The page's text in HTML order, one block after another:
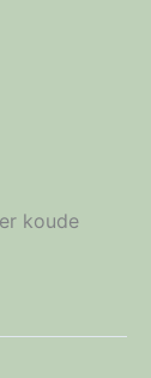
koude